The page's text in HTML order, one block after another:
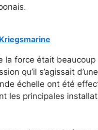
la force était beaucoup
qu’il s’agissait
échelle ont été
les principales